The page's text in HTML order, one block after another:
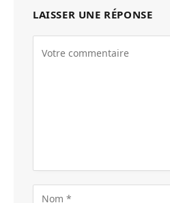
LAISSER UNE RÉPONSE